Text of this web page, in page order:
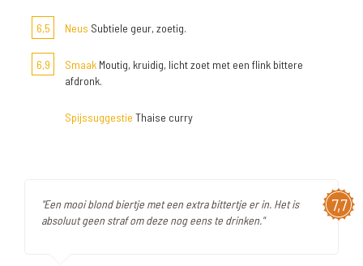
6,5 Neus Subtiele geur, zoetig.
6,9 Smaak Moutig, kruidig, licht zoet met een flink bittere
afdronk.
Spijssuggestie Thaise curry
7,7
"Een mooi blond biertje met een extra bittertje er in. Het is
absoluut geen straf om deze nog eens te drinken."